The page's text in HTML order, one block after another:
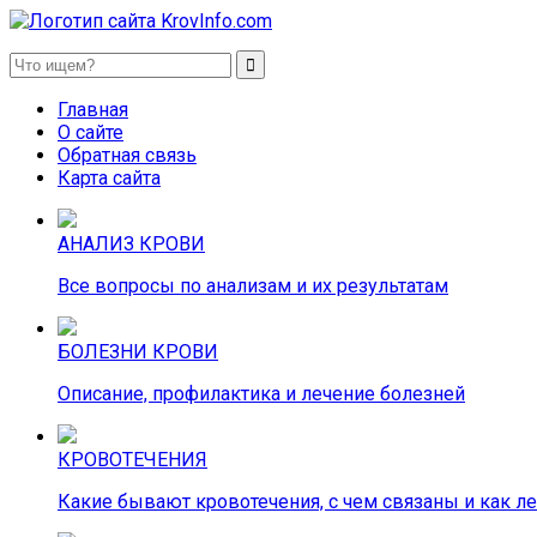
KrovInfo.com
Медицинский сайт о кровеносной системе.
Главная
О сайте
Обратная связь
Карта сайта
АНАЛИЗ КРОВИ
Все вопросы по анализам и их результатам
БОЛЕЗНИ КРОВИ
Описание, профилактика и лечение болезней
КРОВОТЕЧЕНИЯ
Какие бывают кровотечения, с чем связаны и как